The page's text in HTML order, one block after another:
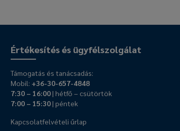
Értékesítés és ügyfélszolgálat
Támogatás és tanácsadás:
Mobil: +36-30-657-4848
7:30 – 16:00| hétfő – csütörtök
7:00 – 15:30| péntek
Kapcsolatfelvételi űrlap